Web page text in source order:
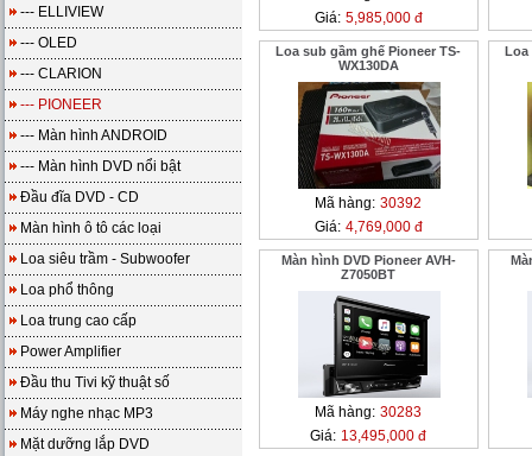
--- ELLIVIEW
--- OLED
--- CLARION
--- PIONEER
--- Màn hình ANDROID
--- Màn hình DVD nổi bật
Đầu đĩa DVD - CD
Màn hình ô tô các loại
Loa siêu trầm - Subwoofer
Loa phổ thông
Loa trung cao cấp
Power Amplifier
Đầu thu Tivi kỹ thuật số
Máy nghe nhạc MP3
Mặt dưỡng lắp DVD
Giá: 5,985,000 đ
Loa sub gầm ghế Pioneer TS-
WX130DA
Mã hàng: 30392
Giá: 4,769,000 đ
Loa
Màn hình DVD Pioneer AVH-
Z7050BT
Mã hàng: 30283
Giá: 13,495,000 đ